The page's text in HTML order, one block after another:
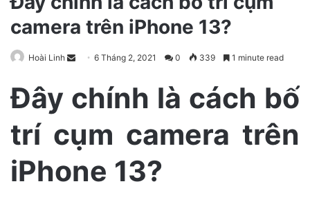
camera trên iPhone 13?
Hoài Linh
n
d
n
m
6 Tháng 2, 2021 0 339 1 minute read
Đây chính là cách bố
trí cụm camera trên
iPhone 13?